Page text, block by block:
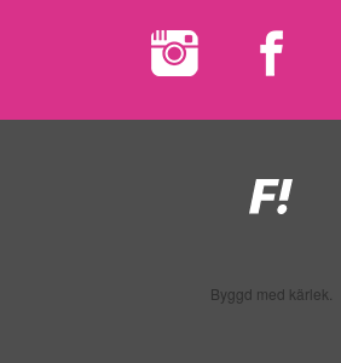
initiativ
Byggd med kärlek.